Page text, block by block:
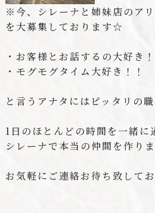
※今、シレーナと姉妹店のア
を大募集しております☆
・お客様とお話するの大好き！
・モグモグタイム大好き！！
と言うアナタにはピッタリの
1日のほとんどの時間を一緒に
シレーナで本当の仲間を作り
お気軽にご連絡お待ち致してお